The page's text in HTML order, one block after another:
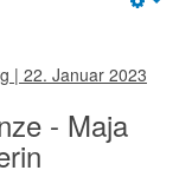
| 22. Januar 2023
- Maja